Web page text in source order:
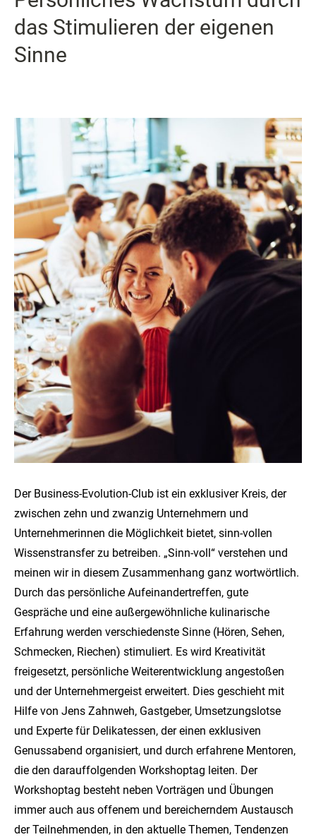
das Stimulieren der eigenen
Sinne
Der Business-Evolution-Club ist ein exklusiver Kreis, der
zwischen zehn und zwanzig Unternehmern und
Unternehmerinnen die Möglichkeit bietet, sinn-vollen
Wissenstransfer zu betreiben. „Sinn-voll“ verstehen und
meinen wir in diesem Zusammenhang ganz wortwörtlich.
Durch das persönliche Aufeinandertreffen, gute
Gespräche und eine außergewöhnliche kulinarische
Erfahrung werden verschiedenste Sinne (Hören, Sehen,
Schmecken, Riechen) stimuliert. Es wird Kreativität
freigesetzt, persönliche Weiterentwicklung angestoßen
und der Unternehmergeist erweitert. Dies geschieht mit
Hilfe von Jens Zahnweh, Gastgeber, Umsetzungslotse
und Experte für Delikatessen, der einen exklusiven
Genussabend organisiert, und durch erfahrene Mentoren,
die den darauffolgenden Workshoptag leiten. Der
Workshoptag besteht neben Vorträgen und Übungen
immer auch aus offenem und bereicherndem Austausch
der Teilnehmenden, in den aktuelle Themen, Tendenzen